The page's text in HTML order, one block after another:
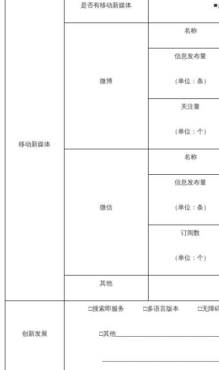
移动新媒体
是否有移动新媒体 ■
微博
名称
信息发布量
（单位：条）
关注量
（单位：个）
微信
名称
信息发布量
（单位：条）
订阅数
（单位：个）
其他
创新发展
□搜索即服务 □多语言版本 □无障
□其他